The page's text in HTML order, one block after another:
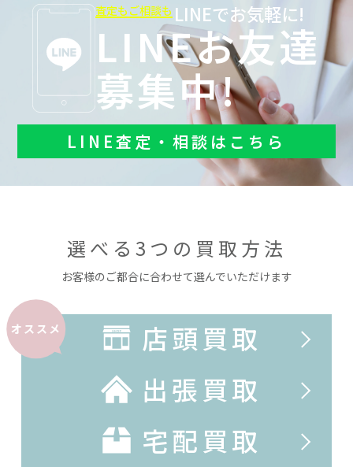
査定もご相談も LINEでお気軽に!
LINEお友達
募集中!
LINE査定・相談はこちら
選べる3つの買取方法
お客様のご都合に合わせて選んでいただけます
オススメ
店頭買取
出張買取
宅配買取